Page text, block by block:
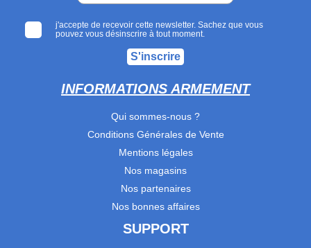
j'accepte de recevoir cette newsletter. Sachez que vous
pouvez vous désinscrire à tout moment.
S'inscrire
INFORMATIONS ARMEMENT
Qui sommes-nous ?
Conditions Générales de Vente
Mentions légales
Nos magasins
Nos partenaires
Nos bonnes affaires
SUPPORT